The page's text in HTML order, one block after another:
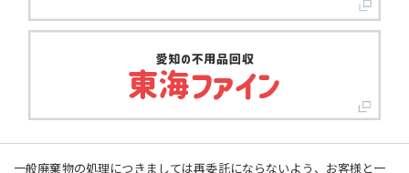
一般廃棄物の処理につきましては再委託にならないよう、お客様と一